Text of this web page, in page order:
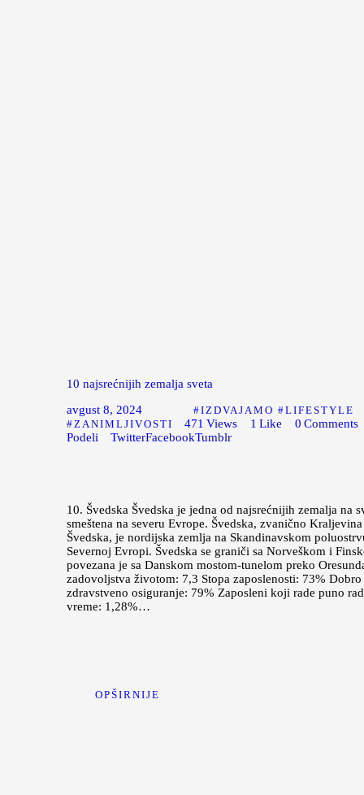
10 najsrećnijih zemalja sveta
avgust 8, 2024
IZDVAJAMO
LIFESTYLE
ZANIMLJIVOSTI
471 Views 1 Like 0 Comments
Podeli
TwitterFacebookTumblr
10. Švedska Švedska je jedna od najsrećnijih zemalja na
smeštena na severu Evrope. Švedska, zvanično Kraljevina
Švedska, je nordijska zemlja na Skandinavskom
Severnoj Evropi. Švedska se graniči sa Norveškom i
povezana je sa Danskom mostom-tunelom preko
zadovoljstva životom: 7,3 Stopa zaposlenosti: 73% Dobro
zdravstveno osiguranje: 79% Zaposleni koji rade puno
vreme: 1,28%…
OPŠIRNIJE